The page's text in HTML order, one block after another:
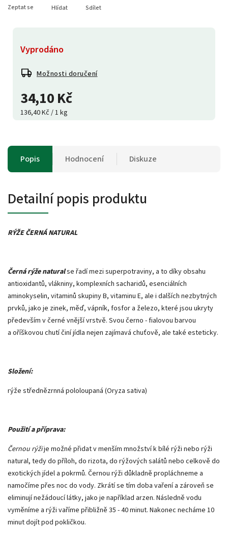
34,10 Kč
136,40 Kč / 1 kg
Vyprodáno
Možnosti doručení
Zeptat se Hlídat Sdílet
Popis Hodnocení Diskuze
Detailní popis produktu
RÝŽE ČERNÁ NATURAL
Černá rýže naturalse řadí mezi superpotraviny, a to díky obsahu
antioxidantů, vlákniny, komplexních sacharidů, esenciálních
aminokyselin, vitaminů skupiny B, vitaminu E, ale i dalších nezbytných
prvků, jako je zinek, měď, vápník, fosfor a železo, které jsou ukryty
především v černé vnější vrstvě. Svou černo - fialovou barvou
a oříškovou chutí činí jídla nejen zajímavá chuťově, ale také esteticky.
Složení:
rýže střednězrnná pololoupaná (Oryza sativa)
Použití a příprava:
Černou rýžije možné přidat v menším množství k bílé rýži nebo rýži
natural, tedy do příloh, do rizota, do rýžových salátů nebo celkově do
exotických jídel a pokrmů. Černou rýži důkladně propláchneme a
namočíme přes noc do vody. Zkrátí se tím doba vaření a zároveň se
eliminují nežádoucí látky, jako je například arzen. Následně vodu
vyměníme a rýži vaříme přibližně 35 - 40 minut. Nakonec necháme 10
minut dojít pod pokličkou.